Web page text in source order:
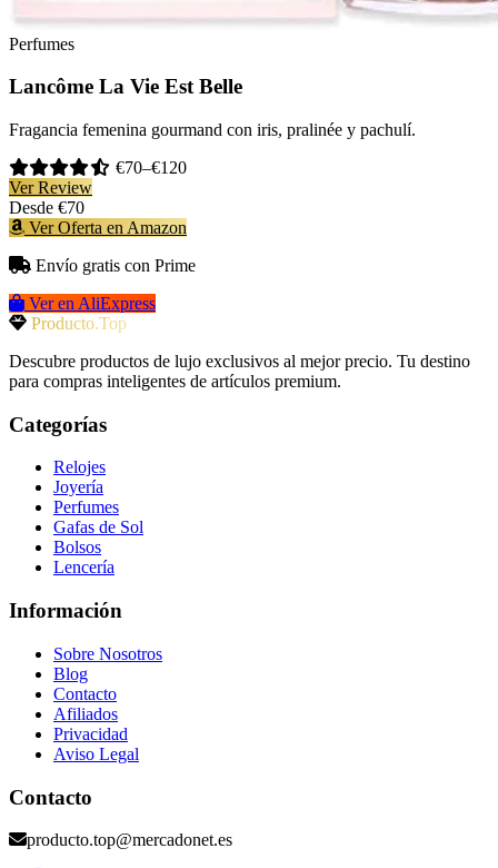
Perfumes
Lancôme La Vie Est Belle
Fragancia femenina gourmand con iris, pralinée y pachulí.
€70–€120
Ver Review
Desde €70
Ver Oferta en Amazon
Envío gratis con Prime
Ver en AliExpress
Producto.Top
Descubre productos de lujo exclusivos al mejor precio. Tu destino
para compras inteligentes de artículos premium.
Categorías
Relojes
Joyería
Perfumes
Gafas de Sol
Bolsos
Lencería
Información
Sobre Nosotros
Blog
Contacto
Afiliados
Privacidad
Aviso Legal
Contacto
producto.top@mercadonet.es